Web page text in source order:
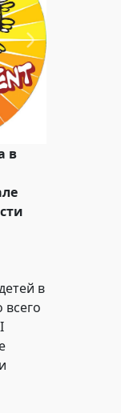
в
в
всего